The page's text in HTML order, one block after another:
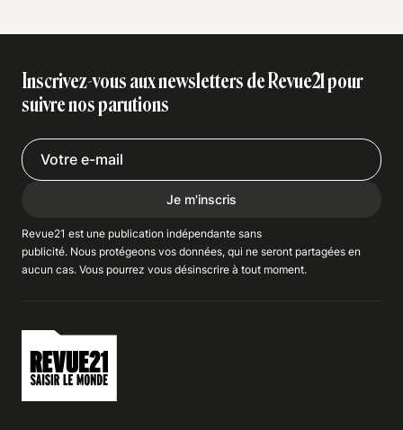
Inscrivez-vous aux newsletters de Revue21 pour
suivre nos parutions
Je m'inscris
Revue21 est une publication indépendante sans
publicité. Nous protégeons vos données, qui ne seront partagées en
aucun cas. Vous pourrez vous désinscrire à tout moment.